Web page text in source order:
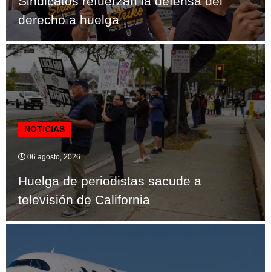
derecho a huelga
NOTICIAS
06 agosto, 2026
Huelga de periodistas sacude a
televisión de California